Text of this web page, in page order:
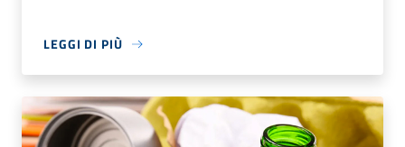
LEGGI DI PIÙ